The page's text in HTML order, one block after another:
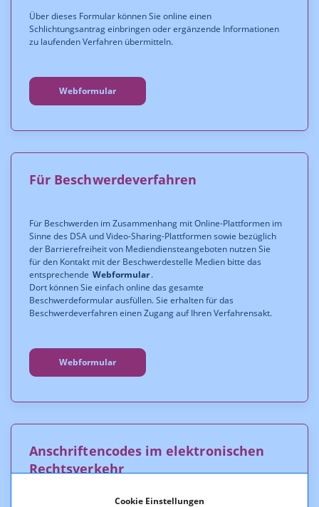
Cookie Einstellungen
Über dieses Formular können Sie online einen
Schlichtungsantrag einbringen oder ergänzende Informationen
zu laufenden Verfahren übermitteln.
Webformular
Für Beschwerdeverfahren
Für Beschwerden im Zusammenhang mit Online-Plattformen im
Sinne des DSA und Video-Sharing-Plattformen sowie bezüglich
der Barrierefreiheit von Mediendiensteangeboten nutzen Sie
für den Kontakt mit der Beschwerdestelle Medien bitte das
entsprechende Webformular.
Dort können Sie einfach online das gesamte
Beschwerdeformular ausfüllen. Sie erhalten für das
Beschwerdeverfahren einen Zugang auf Ihren Verfahrensakt.
Webformular
Anschriftencodes im elektronischen
Rechtsverkehr